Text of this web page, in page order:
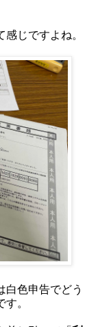
じですよね。
白色申告でどう
。